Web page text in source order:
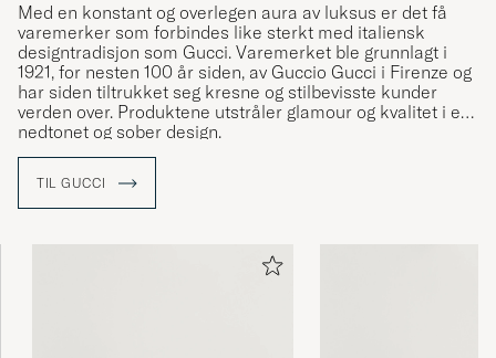
Med en konstant og overlegen aura av luksus er det få
varemerker som forbindes like sterkt med italiensk
designtradisjon som Gucci. Varemerket ble grunnlagt i
1921, for nesten 100 år siden, av Guccio Gucci i Firenze og
har siden tiltrukket seg kresne og stilbevisste kunder
verden over. Produktene utstråler glamour og kvalitet i en
nedtonet og sober design.
TIL GUCCI